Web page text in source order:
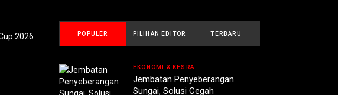
POPULER PILIHAN EDITOR TERBARU
EKONOMI & KESRA
Jembatan Penyeberangan
Sungai, Solusi Cegah